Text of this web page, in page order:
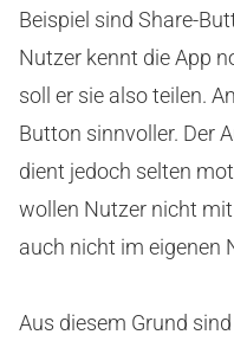
Beispiel sind Share-
Nutzer kennt die App
soll er sie also teilen.
Button sinnvoller. Der
dient jedoch selten
wollen Nutzer nicht
auch nicht im eigenen
Aus diesem Grund